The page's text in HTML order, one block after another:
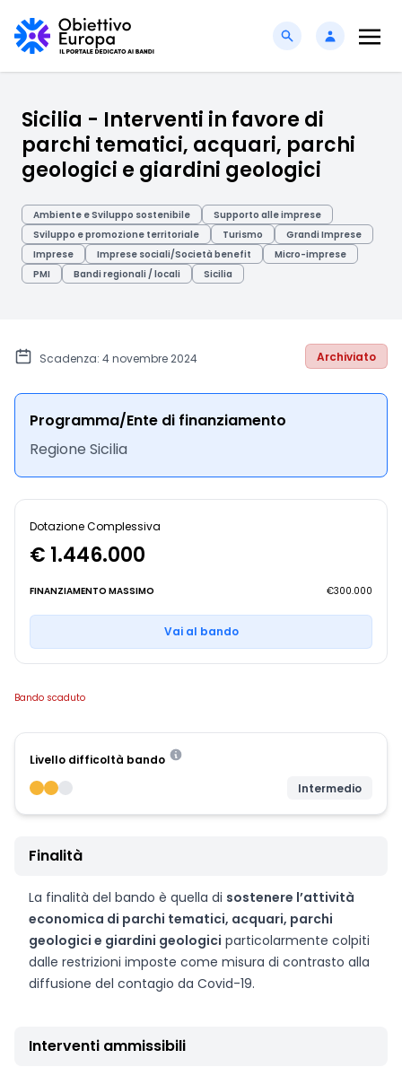
Sicilia - Interventi in favore di
parchi tematici, acquari, parchi
geologici e giardini geologici
Ambiente e Sviluppo sostenibile
Supporto alle imprese
Sviluppo e promozione territoriale
Turismo
Grandi Imprese
Imprese
Imprese sociali/Società benefit
Micro-imprese
PMI
Bandi regionali / locali Sicilia
Scadenza: 4 novembre 2024 Archiviato
Programma/Ente di finanziamento
Regione Sicilia
Dotazione Complessiva
€ 1.446.000
FINANZIAMENTO MASSIMO €300.000
Vai al bando
Bando scaduto
Livello difficoltà bando
Intermedio
Finalità
La finalità del bando è quella di sostenere l’attività
economica di parchi tematici, acquari, parchi
geologici e giardini geologici particolarmente colpiti
dalle restrizioni imposte come misura di contrasto alla
diffusione del contagio da Covid-19.
Interventi ammissibili